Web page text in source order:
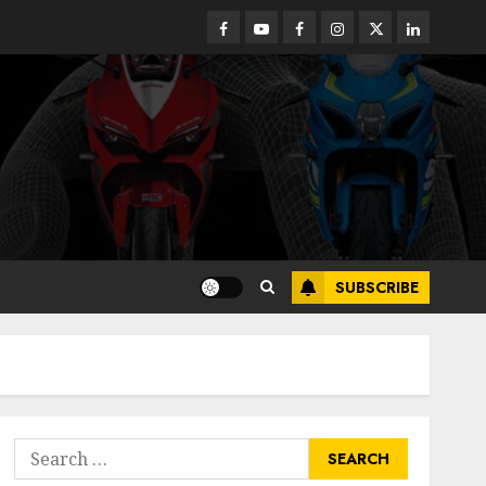
Facebook
YoutubeFacebookInstagram
Twitterlinkedin
SUBSCRIBE
Search
for: